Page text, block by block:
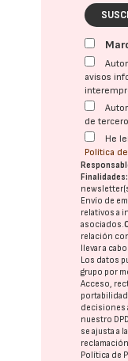
avisos
de
He
Política
Finalidades:
Envío de
relativos a
asociados.
relación
llevar a
Los datos
grupo por
Acceso,
decisiones
nuestro DPD
se ajusta a
Política de